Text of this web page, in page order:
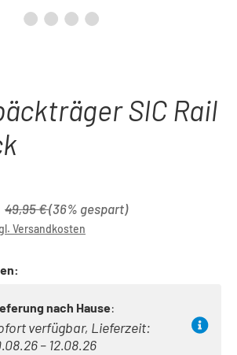
SIC Rail
Regulärer Preis:
49,95 €(36% gespart)
Versandkosten
nach Hause:
verfügbar, Lieferzeit:
– 12.08.26